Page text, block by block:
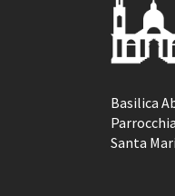
Basilica
Parrocchia
Santa